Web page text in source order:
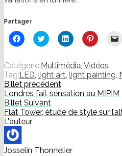
Partager
Cliquez
pour
Facebook(ouvre
dans
une
nouvelle
fenêtre)
Cliquez
pour
Twitter(ouvre
dans
une
nouvelle
fenêtre)
Cliquez
pour
LinkedIn(ouvre
dans
une
nouvelle
fenêtre)
Cliquez
pour
dans
une
nouvelle
fenêtre)
un
Catégorie: Multimédia, Vidéos
Tag: LED, light art, light painting,
Billet précédent
Londres fait sensation au MIPIM
Billet Suivant
Flat Tower, étude de style sur
L'auteur
Josselin Thonnelier